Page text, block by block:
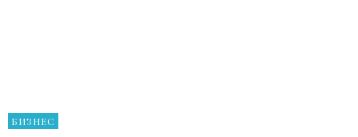
БИЗНЕС